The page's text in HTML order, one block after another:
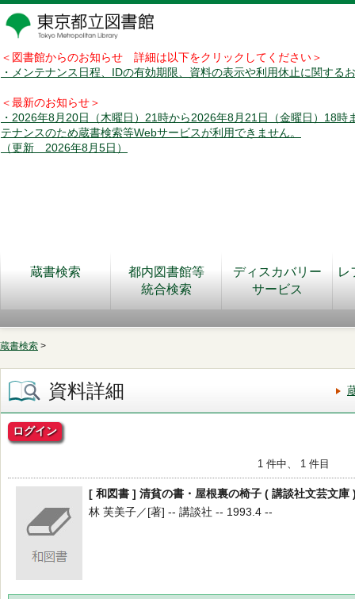
＜図書館からのお知らせ 詳細は以下をクリックしてください＞
・メンテナンス日程、IDの有効期限、資料の表示や利用休止に関する
＜最新のお知らせ＞
・2026年8月20日（木曜日）21時から2026年8月21日（金曜日）18時
テナンスのため蔵書検索等Webサービスが利用できません。
（更新 2026年8月5日）
蔵書検索
都内図書館等
統合検索
ディスカバリー
サービス
レ
蔵書検索 >
資料詳細
ログイン
1 件中、 1 件目
[ 和図書 ] 清貧の書・屋根裏の椅子 ( 講談社文芸文庫
林 芙美子／[著] -- 講談社 -- 1993.4 --